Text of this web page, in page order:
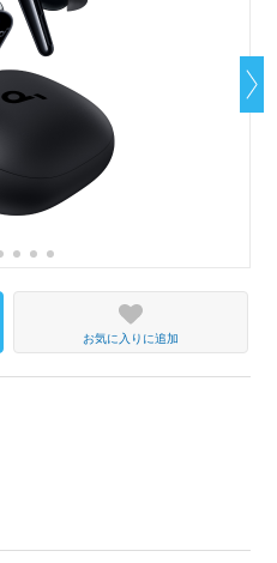
お気に入りに追加